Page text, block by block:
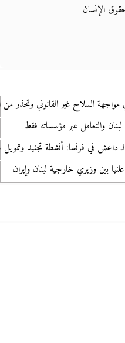
الإنسان
مواجهة السلاح غير القانوني وتحذر من
والتعامل عبر مؤسساته فقط
لـ داعش في فرنسا: أنشطة تجنيد
بين وزيري خارجية لبنان وإيران